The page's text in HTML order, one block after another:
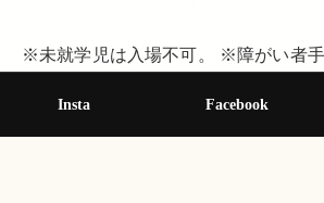
※未就学児は入場不可。 ※障がい者
Insta Facebook